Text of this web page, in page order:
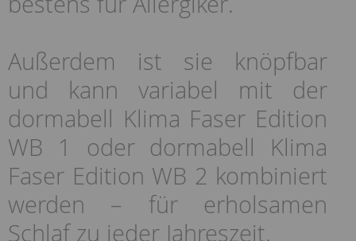
Außerdem ist sie knöpfbar
und kann variabel mit der
dormabell Klima Faser Edition
WB 1 oder dormabell Klima
Faser Edition WB 2 kombiniert
werden – für erholsamen
Schlaf zu jeder Jahreszeit.